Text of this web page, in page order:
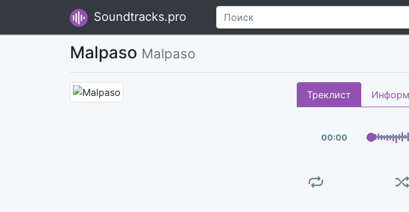
Soundtracks.pro
Malpaso Malpaso
Треклист
00:00